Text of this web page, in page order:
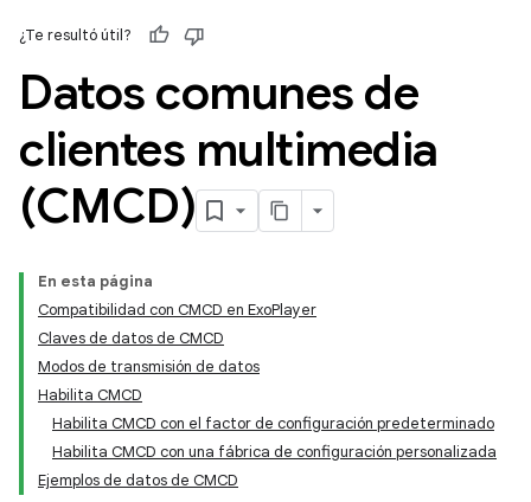
¿Te resultó útil?
Datos comunes de
clientes multimedia
(CMCD)
En esta página
Compatibilidad con CMCD en ExoPlayer
Claves de datos de CMCD
Modos de transmisión de datos
Habilita CMCD
Habilita CMCD con el factor de configuración predeterminado
Habilita CMCD con una fábrica de configuración personalizada
Ejemplos de datos de CMCD